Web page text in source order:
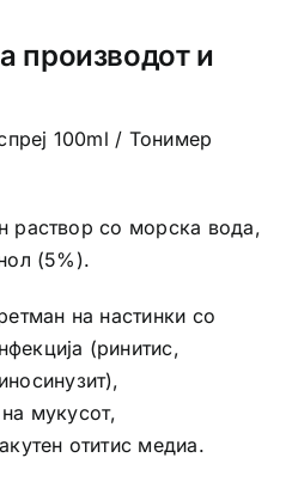
производот и
100ml / Тонимер
раствор со морска вода,
(5%).
на настинки со
(ринитис,
мукусот,
отитис медиа.